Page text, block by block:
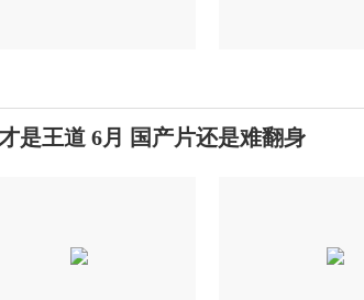
是王道 6月 国产片还是难翻身